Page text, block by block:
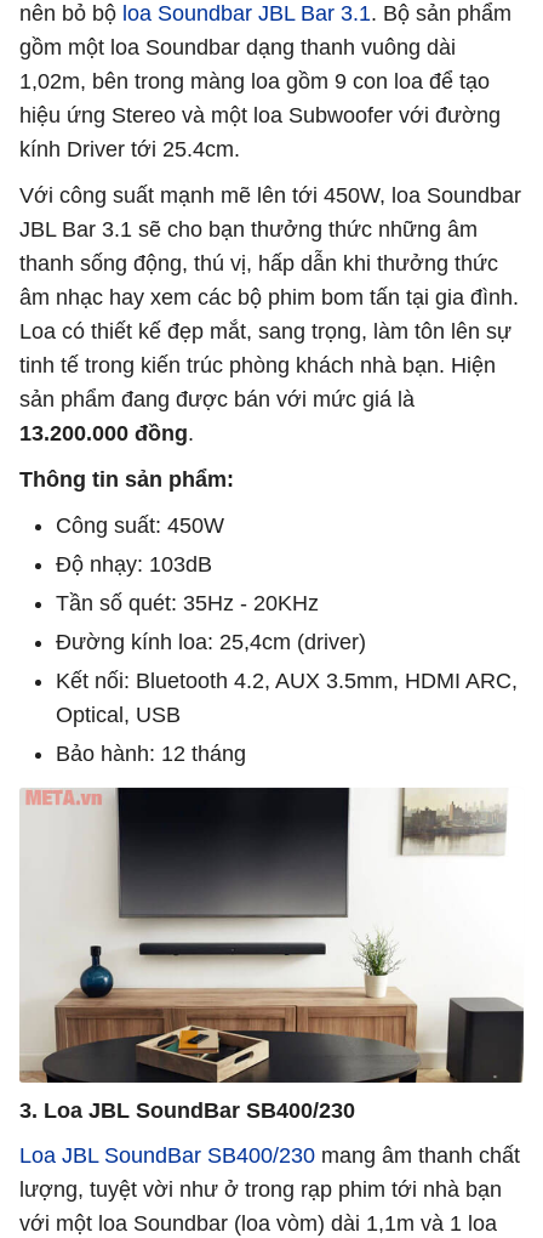
nên bỏ bộ loa Soundbar JBL Bar 3.1. Bộ sản phẩm
gồm một loa Soundbar dạng thanh vuông dài
1,02m, bên trong màng loa gồm 9 con loa để tạo
hiệu ứng Stereo và một loa Subwoofer với đường
kính Driver tới 25.4cm.
Với công suất mạnh mẽ lên tới 450W, loa Soundbar
JBL Bar 3.1 sẽ cho bạn thưởng thức những âm
thanh sống động, thú vị, hấp dẫn khi thưởng thức
âm nhạc hay xem các bộ phim bom tấn tại gia đình.
Loa có thiết kế đẹp mắt, sang trọng, làm tôn lên sự
tinh tế trong kiến trúc phòng khách nhà bạn. Hiện
sản phẩm đang được bán với mức giá là
13.200.000 đồng.
Thông tin sản phẩm:
Công suất: 450W
Độ nhạy: 103dB
Tần số quét: 35Hz - 20KHz
Đường kính loa: 25,4cm (driver)
Kết nối: Bluetooth 4.2, AUX 3.5mm, HDMI ARC,
Optical, USB
Bảo hành: 12 tháng
3. Loa JBL SoundBar SB400/230
Loa JBL SoundBar SB400/230 mang âm thanh chất
lượng, tuyệt vời như ở trong rạp phim tới nhà bạn
với một loa Soundbar (loa vòm) dài 1,1m và 1 loa